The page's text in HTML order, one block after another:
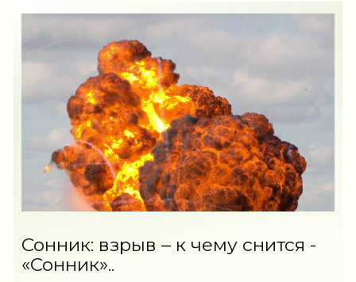
Сонник: взрыв – к чему снится -
«Сонник»..